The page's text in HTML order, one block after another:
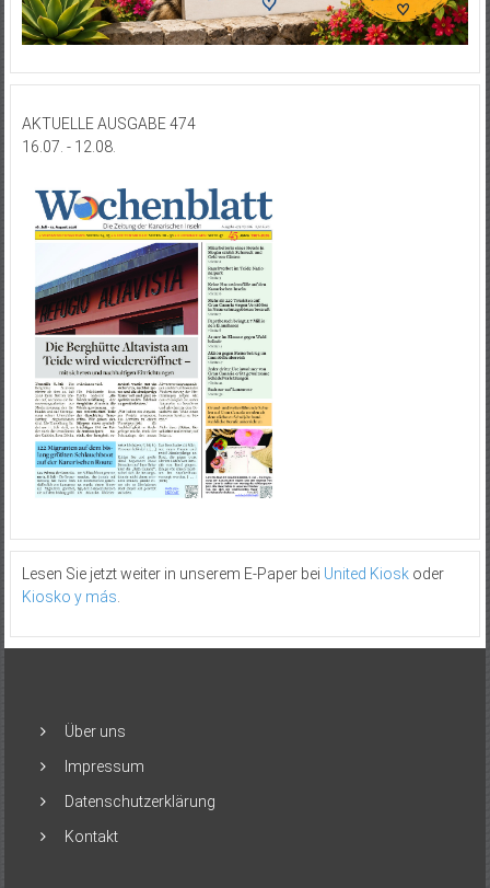
AKTUELLE AUSGABE 474
16.07. - 12.08.
Lesen Sie jetzt weiter in unserem E-Paper bei United Kioskoder
Kiosko y más.
Über uns
Impressum
Datenschutzerklärung
Kontakt